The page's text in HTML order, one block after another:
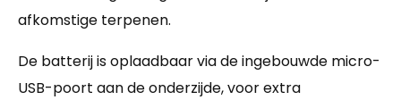
afkomstige terpenen.
De batterij is oplaadbaar via de ingebouwde micro-
USB-poort aan de onderzijde, voor extra